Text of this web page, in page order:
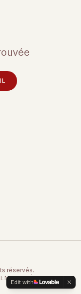
réservés.
Edit with